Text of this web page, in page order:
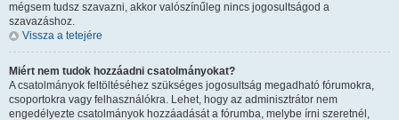
mégsem tudsz szavazni, akkor valószínűleg nincs jogosultságod a
szavazáshoz.
Vissza a tetejére
Miért nem tudok hozzáadni csatolmányokat?
A csatolmányok feltöltéséhez szükséges jogosultság megadható fórumokra,
csoportokra vagy felhasználókra. Lehet, hogy az adminisztrátor nem
engedélyezte csatolmányok hozzáadását a fórumba, melybe írni szeretnél,